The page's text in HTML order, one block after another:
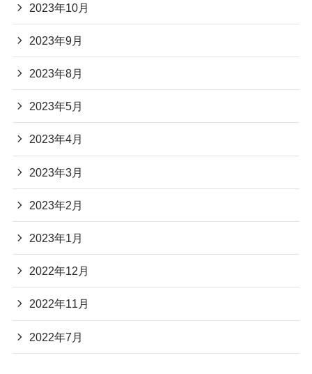
2023年10月
2023年9月
2023年8月
2023年5月
2023年4月
2023年3月
2023年2月
2023年1月
2022年12月
2022年11月
2022年7月